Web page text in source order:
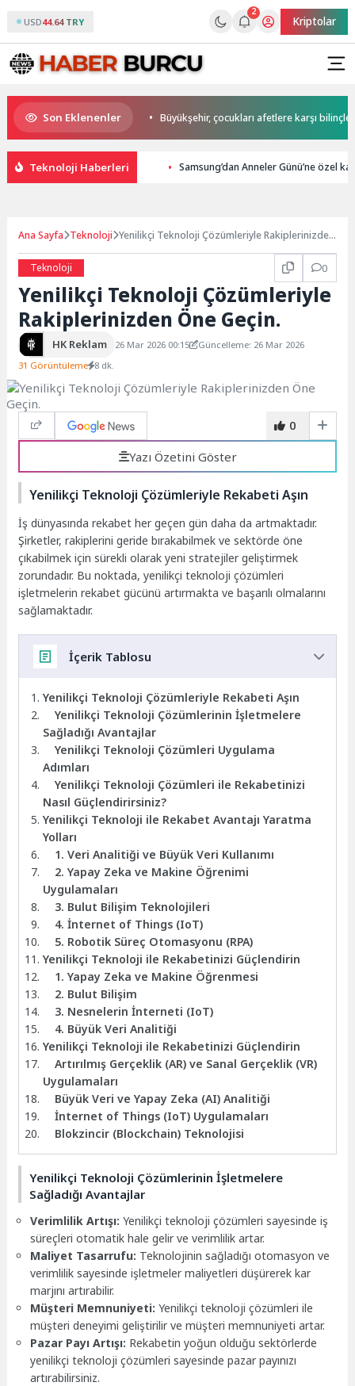
USD44.64 TRY
2
Kriptolar
Son Eklenenler
Büyükakın’dan Büyükşehir, çocukları afetlere karşı bilinçlendiriyor
Teknoloji Haberleri Samsung’dan Anneler Günü’ne özel
Ana Sayfa Teknoloji Yenilikçi Teknoloji Çözümleriyle Rakiplerinizden
Teknoloji
0
Yenilikçi Teknoloji Çözümleriyle
Rakiplerinizden Öne Geçin.
HK Reklam 26 Mar 2026 00:15
Güncelleme: 26 Mar 2026
31 Görüntüleme 8 dk.
0
Yazı Özetini Göster
Yenilikçi Teknoloji Çözümleriyle Rekabeti Aşın
İş dünyasında rekabet her geçen gün daha da artmaktadır.
Şirketler, rakiplerini geride bırakabilmek ve sektörde öne
çıkabilmek için sürekli olarak yeni stratejiler geliştirmek
zorundadır. Bu noktada, yenilikçi teknoloji çözümleri
işletmelerin rekabet gücünü artırmakta ve başarılı olmalarını
sağlamaktadır.
İçerik Tablosu
Yenilikçi Teknoloji Çözümleriyle Rekabeti Aşın
Yenilikçi Teknoloji Çözümlerinin İşletmelere
Sağladığı Avantajlar
Yenilikçi Teknoloji Çözümleri Uygulama
Adımları
Yenilikçi Teknoloji Çözümleri ile Rekabetinizi
Nasıl Güçlendirirsiniz?
Yenilikçi Teknoloji ile Rekabet Avantajı Yaratma
Yolları
1. Veri Analitiği ve Büyük Veri Kullanımı
2. Yapay Zeka ve Makine Öğrenimi
Uygulamaları
3. Bulut Bilişim Teknolojileri
4. İnternet of Things (IoT)
5. Robotik Süreç Otomasyonu (RPA)
Yenilikçi Teknoloji ile Rekabetinizi Güçlendirin
1. Yapay Zeka ve Makine Öğrenmesi
2. Bulut Bilişim
3. Nesnelerin İnterneti (IoT)
4. Büyük Veri Analitiği
Yenilikçi Teknoloji ile Rekabetinizi Güçlendirin
Artırılmış Gerçeklik (AR) ve Sanal Gerçeklik (VR)
Uygulamaları
Büyük Veri ve Yapay Zeka (AI) Analitiği
İnternet of Things (IoT) Uygulamaları
Blokzincir (Blockchain) Teknolojisi
Yenilikçi Teknoloji Çözümlerinin İşletmelere
Sağladığı Avantajlar
Verimlilik Artışı: Yenilikçi teknoloji çözümleri sayesinde iş
süreçleri otomatik hale gelir ve verimlilik artar.
Maliyet Tasarrufu: Teknolojinin sağladığı otomasyon ve
verimlilik sayesinde işletmeler maliyetleri düşürerek kar
marjını artırabilir.
Müşteri Memnuniyeti: Yenilikçi teknoloji çözümleri ile
müşteri deneyimi geliştirilir ve müşteri memnuniyeti artar.
Pazar Payı Artışı: Rekabetin yoğun olduğu sektörlerde
yenilikçi teknoloji çözümleri sayesinde pazar payınızı
artırabilirsiniz.